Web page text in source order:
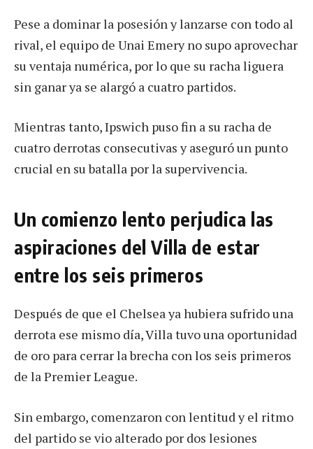
Pese a dominar la posesión y lanzarse con todo al
rival, el equipo de Unai Emery no supo aprovechar
su ventaja numérica, por lo que su racha liguera
sin ganar ya se alargó a cuatro partidos.
Mientras tanto, Ipswich puso fin a su racha de
cuatro derrotas consecutivas y aseguró un punto
crucial en su batalla por la supervivencia.
Un comienzo lento perjudica las
aspiraciones del Villa de estar
entre los seis primeros
Después de que el Chelsea ya hubiera sufrido una
derrota ese mismo día, Villa tuvo una oportunidad
de oro para cerrar la brecha con los seis primeros
de la Premier League.
Sin embargo, comenzaron con lentitud y el ritmo
del partido se vio alterado por dos lesiones